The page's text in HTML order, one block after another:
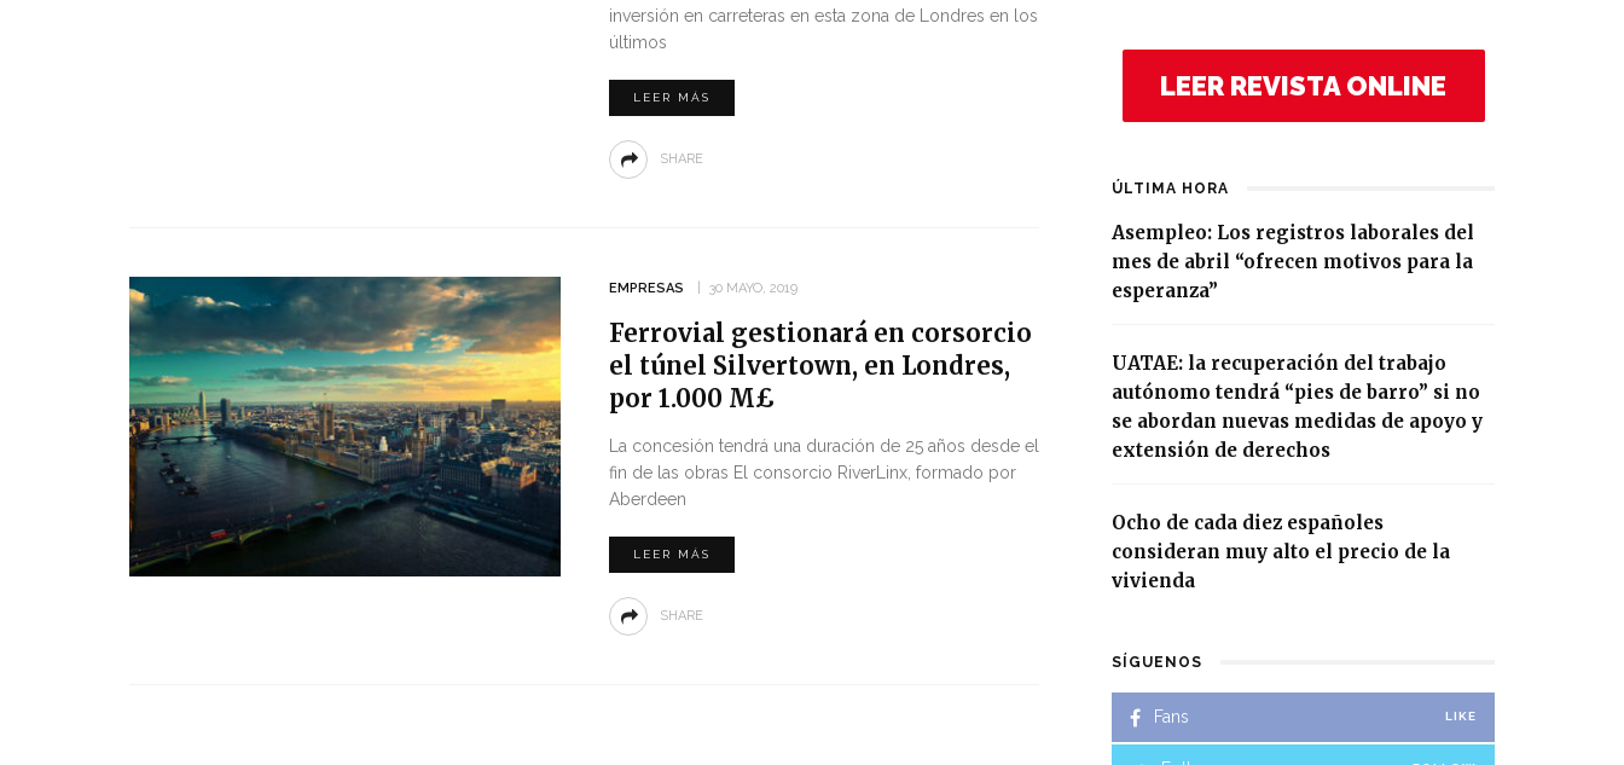
inversión en carreteras en esta zona de Londres en los
últimos
LEER MÁS
SHARE
EMPRESAS 30 MAYO, 2019
Ferrovial gestionará en corsorcio
el túnel Silvertown, en Londres,
por 1.000 M£
La concesión tendrá una duración de 25 años desde el
fin de las obras El consorcio RiverLinx, formado por
Aberdeen
LEER MÁS
SHARE
LEER REVISTA ONLINE
ÚLTIMA HORA
Asempleo: Los registros laborales del
mes de abril “ofrecen motivos para la
esperanza”
UATAE: la recuperación del trabajo
autónomo tendrá “pies de barro” si no
se abordan nuevas medidas de apoyo y
extensión de derechos
Ocho de cada diez españoles
consideran muy alto el precio de la
vivienda
SÍGUENOS
Fans LIKE